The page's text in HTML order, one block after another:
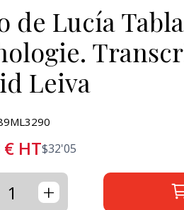
de Lucía
Leiva
€ HT$32'05
+